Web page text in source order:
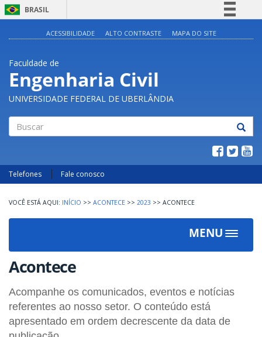
BRASIL
Legislação
Canais
ACESSIBILIDADE ALTO CONTRASTE MAPA DO SITE
Faculdade de
Engenharia Civil
UNIVERSIDADE FEDERAL DE UBERLÂNDIA
Telefones Fale conosco
INÍCIO >> ACONTECE >> 2023 >> ACONTECE
MENU
Toggle
Acontece
Acompanhe os comunicados, eventos e notícias
referentes ao nosso setor. O conteúdo está
apresentado em ordem decrescente da data de